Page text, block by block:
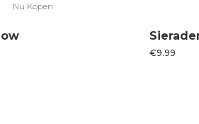
Nu Kopen
€9.99